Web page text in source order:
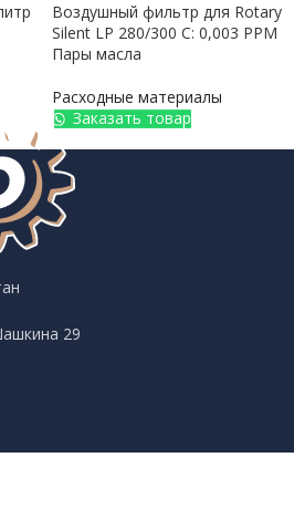
Воздушный фильтр для Rotary
Silent LP 280/300 C: 0,003 PPM
Пары масла
Расходные материалы
Заказать товар
29